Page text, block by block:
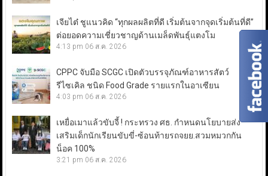
เจียไต๋ ชูแนวคิด “ทุกผลผลิตที่ดี เริ่มต้นจากจุดเริ่มต้นที่ดี”
ต่อยอดความเชี่ยวชาญด้านเมล็ดพันธุ์แตงโม
4:13 pm 06 ส.ค. 2026
CPPC จับมือ SCGC เปิดตัวบรรจุภัณฑ์อาหารสัตว์
รีไซเคิล ชนิด Food Grade รายแรกในอาเซียน
4:03 pm 06 ส.ค. 2026
เหยื่อเมาแล้วขับจี้ ! กระทรวง ศธ. กำหนดนโยบายส่ง
เสริมเด็กนักเรียนขับขี่-ซ้อนท้ายรถจยย.สวมหมวกกัน
น็อค 100%
3:21 pm 06 ส.ค. 2026